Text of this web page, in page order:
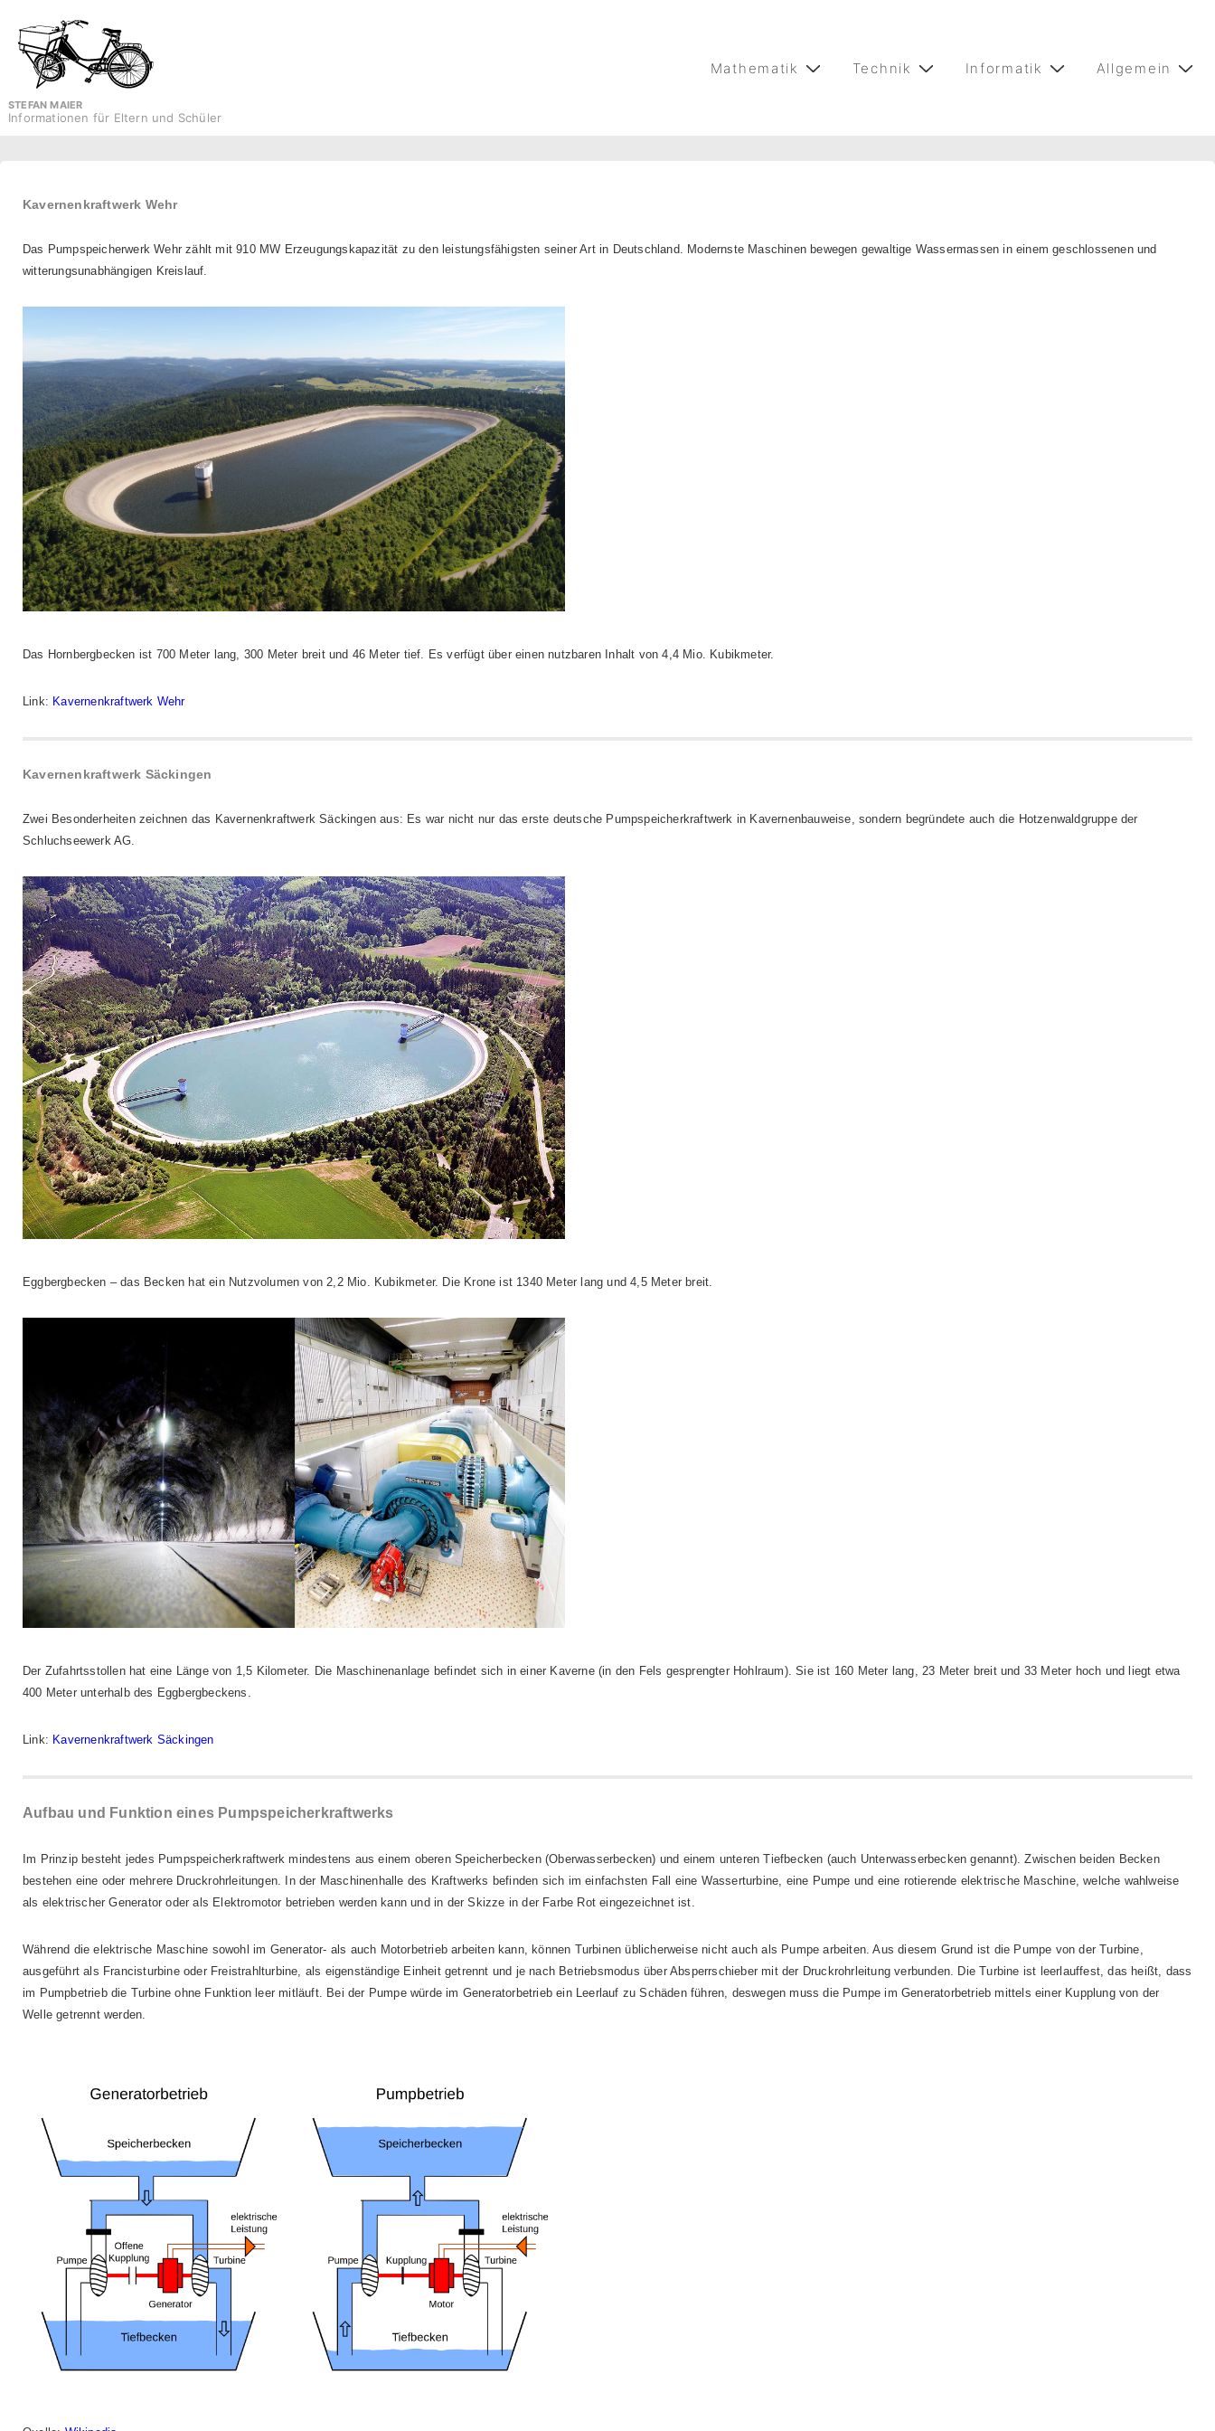
Zum
Inhalt
STEFAN MAIER
Informationen für Eltern und Schüler
Mathematik Technik Informatik Allgemein
Kavernenkraftwerk Wehr
Das Pumpspeicherwerk Wehr zählt mit 910 MW Erzeugungskapazität zu den leistungsfähigsten seiner Art in Deutschland. Modernste Maschinen bewegen gewaltige Wassermassen in einem geschlossenen und
witterungsunabhängigen Kreislauf.
Das Hornbergbecken ist 700 Meter lang, 300 Meter breit und 46 Meter tief. Es verfügt über einen nutzbaren Inhalt von 4,4 Mio. Kubikmeter.
Link: Kavernenkraftwerk Wehr
Kavernenkraftwerk Säckingen
Zwei Besonderheiten zeichnen das Kavernenkraftwerk Säckingen aus: Es war nicht nur das erste deutsche Pumpspeicherkraftwerk in Kavernenbauweise, sondern begründete auch die Hotzenwaldgruppe der
Schluchseewerk AG.
Eggbergbecken – das Becken hat ein Nutzvolumen von 2,2 Mio. Kubikmeter. Die Krone ist 1340 Meter lang und 4,5 Meter breit.
Der Zufahrtsstollen hat eine Länge von 1,5 Kilometer. Die Maschinenanlage befindet sich in einer Kaverne (in den Fels gesprengter Hohlraum). Sie ist 160 Meter lang, 23 Meter breit und 33 Meter hoch und liegt etwa
400 Meter unterhalb des Eggbergbeckens.
Link: Kavernenkraftwerk Säckingen
Aufbau und Funktion eines Pumpspeicherkraftwerks
Im Prinzip besteht jedes Pumpspeicherkraftwerk mindestens aus einem oberen Speicherbecken (Oberwasserbecken) und einem unteren Tiefbecken (auch Unterwasserbecken genannt). Zwischen beiden Becken
bestehen eine oder mehrere Druckrohrleitungen. In der Maschinenhalle des Kraftwerks befinden sich im einfachsten Fall eine Wasserturbine, eine Pumpe und eine rotierende elektrische Maschine, welche wahlweise
als elektrischer Generator oder als Elektromotor betrieben werden kann und in der Skizze in der Farbe Rot eingezeichnet ist.
Während die elektrische Maschine sowohl im Generator- als auch Motorbetrieb arbeiten kann, können Turbinen üblicherweise nicht auch als Pumpe arbeiten. Aus diesem Grund ist die Pumpe von der Turbine,
ausgeführt als Francisturbine oder Freistrahlturbine, als eigenständige Einheit getrennt und je nach Betriebsmodus über Absperrschieber mit der Druckrohrleitung verbunden. Die Turbine ist leerlauffest, das heißt, dass
im Pumpbetrieb die Turbine ohne Funktion leer mitläuft. Bei der Pumpe würde im Generatorbetrieb ein Leerlauf zu Schäden führen, deswegen muss die Pumpe im Generatorbetrieb mittels einer Kupplung von der
Welle getrennt werden.